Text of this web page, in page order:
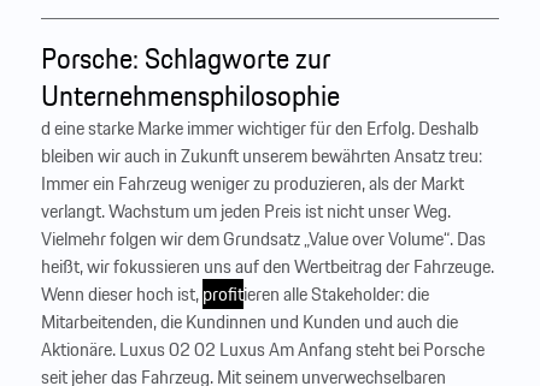
Porsche: Schlagworte zur
Unternehmensphilosophie
d eine starke Marke immer wichtiger für den Erfolg. Deshalb
bleiben wir auch in Zukunft unserem bewährten Ansatz treu:
Immer ein Fahrzeug weniger zu produzieren, als der Markt
verlangt. Wachstum um jeden Preis ist nicht unser Weg.
Vielmehr folgen wir dem Grundsatz „Value over Volume“. Das
heißt, wir fokussieren uns auf den Wert­beitrag der Fahrzeuge.
Wenn dieser hoch ist,profitieren alle Stakeholder: die
Mitarbeitenden, die Kundinnen und Kunden und auch die
Aktionäre. Luxus 02 02 Luxus Am Anfang steht bei Porsche
seit jeher das Fahrzeug. Mit seinem unverwechselbaren